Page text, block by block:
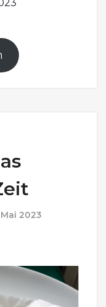
Mai 2023